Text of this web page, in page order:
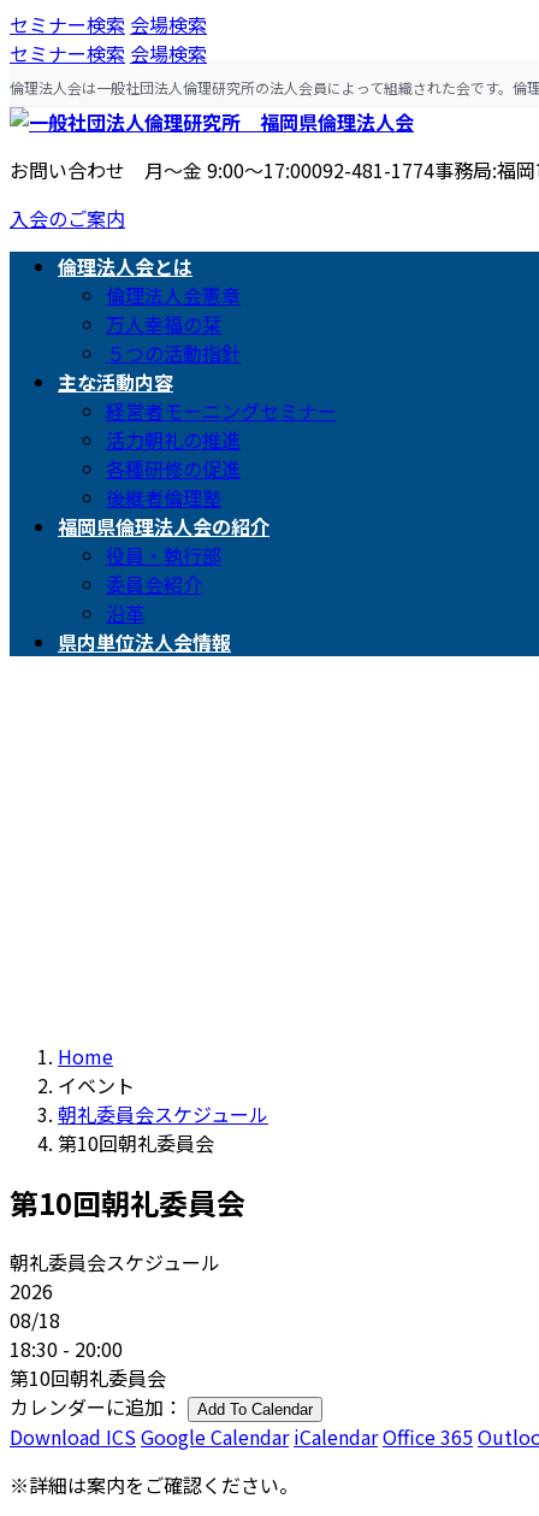
コ
ン
テ
ン
へ
キ
ッ
ナ
ビ
ゲ
ー
ョ
に
移
セミナー検索 会場検索
セミナー検索 会場検索
倫理法人会は一般社団法人倫理研究所の法人会員によって組織された会です。
お問い合わせ 月〜金 9:00〜17:00092-481-1774事務局:福
入会のご案内
倫理法人会とは
倫理法人会憲章
万人幸福の栞
５つの活動指針
主な活動内容
経営者モーニングセミナー
活力朝礼の推進
各種研修の促進
後継者倫理塾
福岡県倫理法人会の紹介
役員・執行部
委員会紹介
沿革
県内単位法人会情報
Home
イベント
朝礼委員会スケジュール
第10回朝礼委員会
第10回朝礼委員会
朝礼委員会スケジュール
2026
08/18
18:30 - 20:00
第10回朝礼委員会
カレンダーに追加：
Add To Calendar
Download ICSGoogle Calendar iCalendarOffice 365
※詳細は案内をご確認ください。